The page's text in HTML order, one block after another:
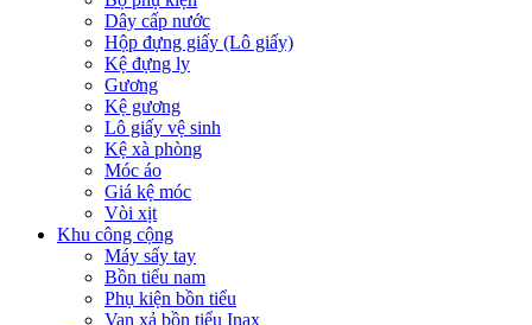
Dây cấp nước
Hộp đựng giấy (Lô giấy)
Kệ đựng ly
Gương
Kệ gương
Lô giấy vệ sinh
Kệ xà phòng
Móc áo
Giá kệ móc
Vòi xịt
Khu công cộng
Máy sấy tay
Bồn tiểu nam
Phụ kiện bồn tiểu
Van xả bồn tiểu Inax